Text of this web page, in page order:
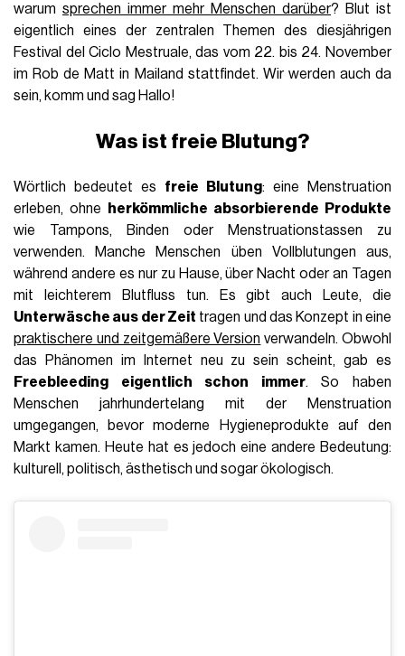
warumsprechen immer mehr Menschen darüber? Blut ist
eigentlich eines der zentralen Themen des diesjährigen
Festival del Ciclo Mestruale, das vom 22. bis 24. November
im Rob de Matt in Mailand stattfindet. Wir werden auch da
sein, komm und sag Hallo!
Was ist freie Blutung?
Wörtlich bedeutet es freie Blutung: eine Menstruation
erleben, ohne
herkömmliche absorbierende Produkte
wie Tampons, Binden oder Menstruationstassen zu
verwenden. Manche Menschen üben Vollblutungen aus,
während andere es nur zu Hause, über Nacht oder an Tagen
mit leichterem Blutfluss tun. Es gibt auch Leute, die
Unterwäsche aus der Zeit tragen und das Konzept in eine
praktischere und zeitgemäßere Version verwandeln. Obwohl
das Phänomen im Internet neu zu sein scheint, gab es
Freebleeding eigentlich schon immer. So haben
Menschen jahrhundertelang mit der Menstruation
umgegangen, bevor moderne Hygieneprodukte auf den
Markt kamen. Heute hat es jedoch eine andere Bedeutung:
kulturell, politisch, ästhetisch und sogar ökologisch.